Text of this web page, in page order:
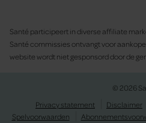
Santé participeert in diverse affiliate
Santé commissies ontvangt voor
website wordt niet gesponsord door de
© 2026
Privacy statement
Disclaimer
Spelvoorwaarden